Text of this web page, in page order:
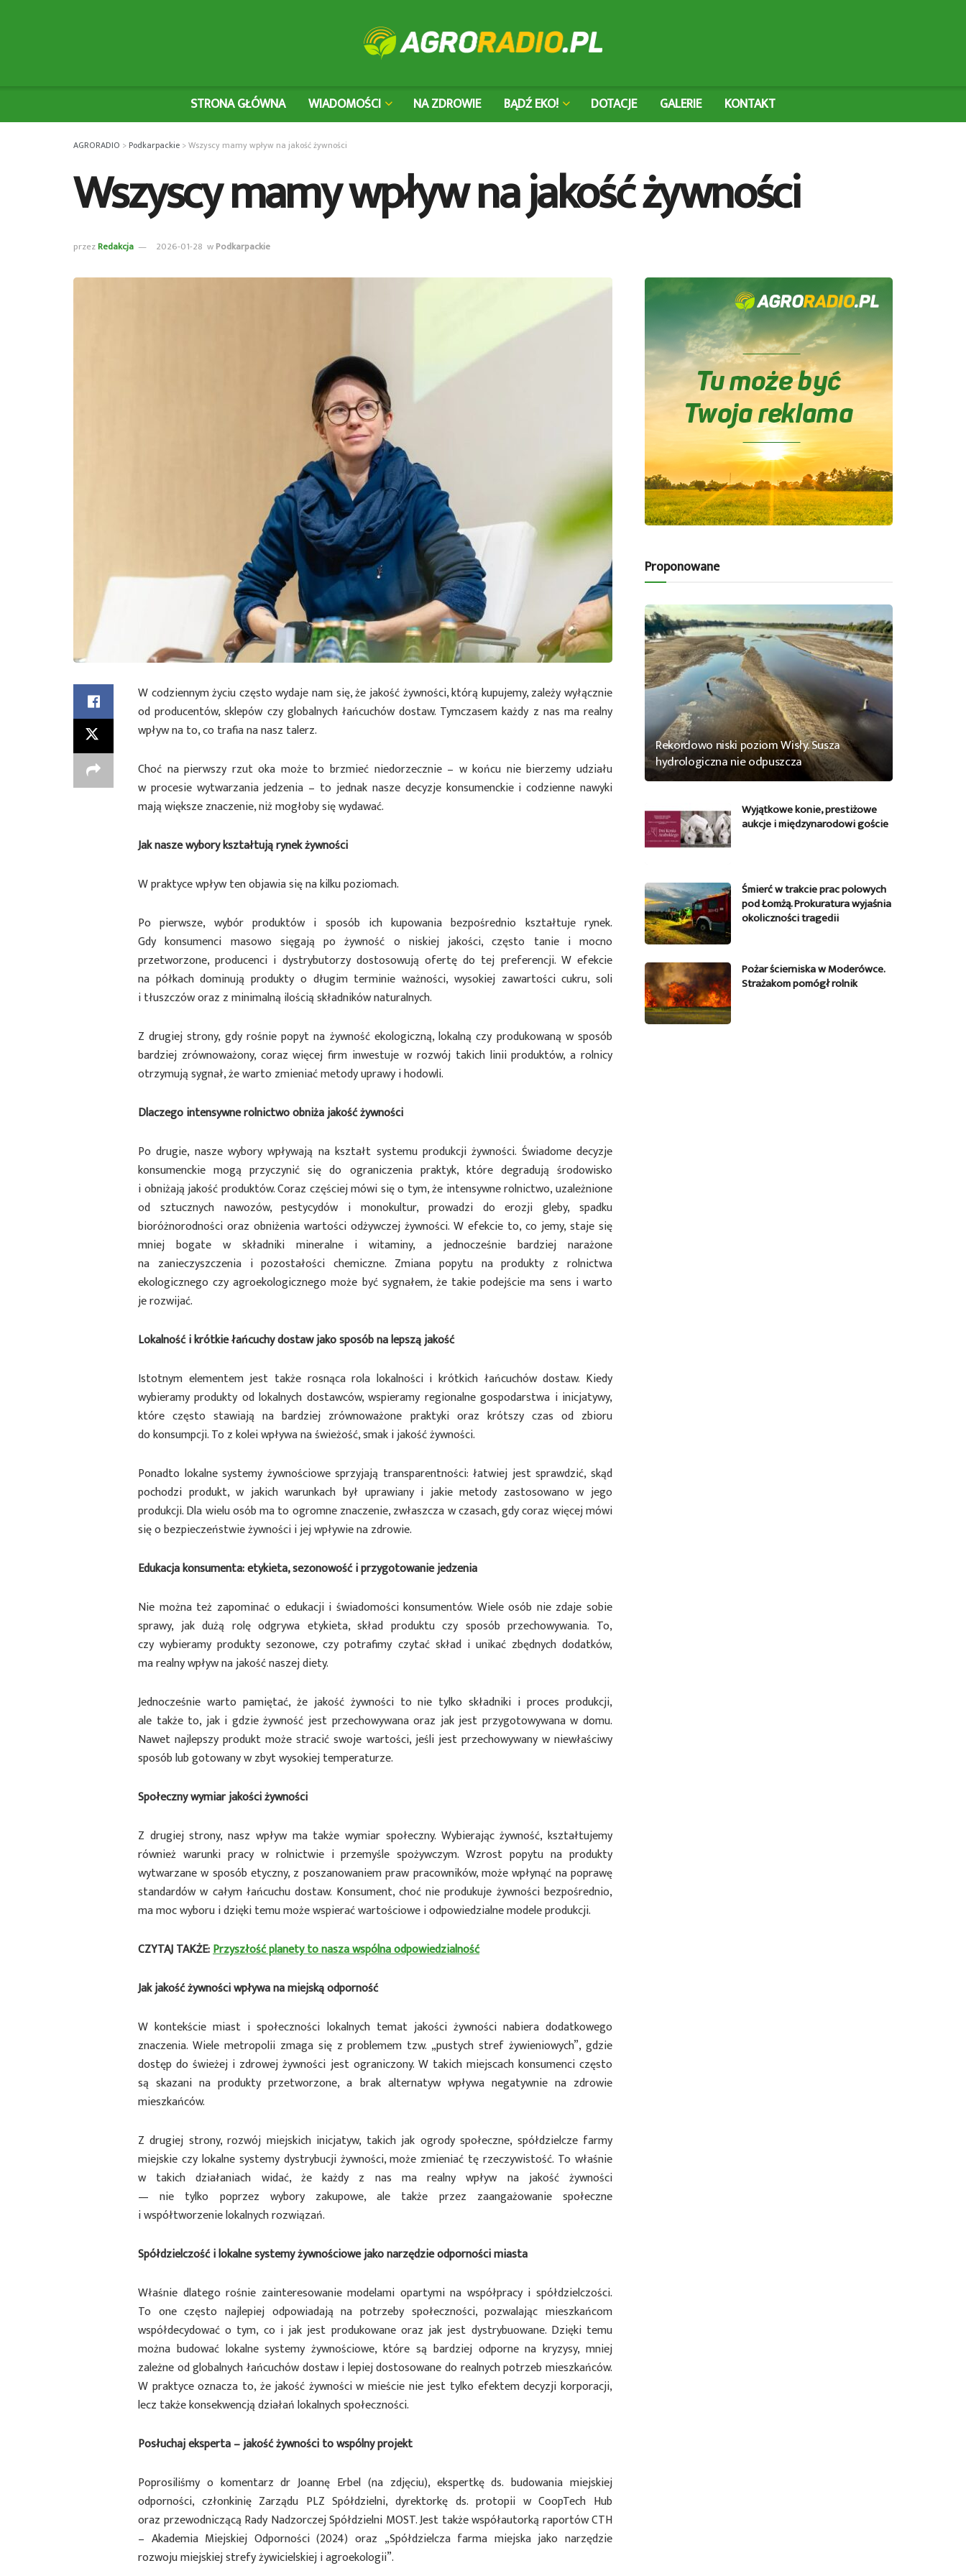
STRONA GŁÓWNA WIADOMOŚCI NA ZDROWIE BĄDŹ EKO! DOTACJE GALERIE KONTAKT
AGRORADIO >Podkarpackie >Wszyscy mamy wpływ na jakość żywności
Wszyscy mamy wpływ na jakość żywności
przezRedakcja 2026-01-28 wPodkarpackie
W codziennym życiu często wydaje nam się, że jakość żywności, którą kupujemy, zależy wyłącznie
od producentów, sklepów czy globalnych łańcuchów dostaw. Tymczasem każdy z nas ma realny
wpływ na to, co trafia na nasz talerz.
Choć na pierwszy rzut oka może to brzmieć niedorzecznie – w końcu nie bierzemy udziału
w procesie wytwarzania jedzenia – to jednak nasze decyzje konsumenckie i codzienne nawyki
mają większe znaczenie, niż mogłoby się wydawać.
Jak nasze wybory kształtują rynek żywności
W praktyce wpływ ten objawia się na kilku poziomach.
Po pierwsze, wybór produktów i sposób ich kupowania bezpośrednio kształtuje rynek.
Gdy konsumenci masowo sięgają po żywność o niskiej jakości, często tanie i mocno
przetworzone, producenci i dystrybutorzy dostosowują ofertę do tej preferencji. W efekcie
na półkach dominują produkty o długim terminie ważności, wysokiej zawartości cukru, soli
i tłuszczów oraz z minimalną ilością składników naturalnych.
Z drugiej strony, gdy rośnie popyt na żywność ekologiczną, lokalną czy produkowaną w sposób
bardziej zrównoważony, coraz więcej firm inwestuje w rozwój takich linii produktów, a rolnicy
otrzymują sygnał, że warto zmieniać metody uprawy i hodowli.
Dlaczego intensywne rolnictwo obniża jakość żywności
Po drugie, nasze wybory wpływają na kształt systemu produkcji żywności. Świadome decyzje
konsumenckie mogą przyczynić się do ograniczenia praktyk, które degradują środowisko
i obniżają jakość produktów. Coraz częściej mówi się o tym, że intensywne rolnictwo, uzależnione
od sztucznych nawozów, pestycydów i monokultur, prowadzi do erozji gleby, spadku
bioróżnorodności oraz obniżenia wartości odżywczej żywności. W efekcie to, co jemy, staje się
mniej bogate w składniki mineralne i witaminy, a jednocześnie bardziej narażone
na zanieczyszczenia i pozostałości chemiczne. Zmiana popytu na produkty z rolnictwa
ekologicznego czy agroekologicznego może być sygnałem, że takie podejście ma sens i warto
je rozwijać.
Lokalność i krótkie łańcuchy dostaw jako sposób na lepszą jakość
Istotnym elementem jest także rosnąca rola lokalności i krótkich łańcuchów dostaw. Kiedy
wybieramy produkty od lokalnych dostawców, wspieramy regionalne gospodarstwa i inicjatywy,
które często stawiają na bardziej zrównoważone praktyki oraz krótszy czas od zbioru
do konsumpcji. To z kolei wpływa na świeżość, smak i jakość żywności.
Ponadto lokalne systemy żywnościowe sprzyjają transparentności: łatwiej jest sprawdzić, skąd
pochodzi produkt, w jakich warunkach był uprawiany i jakie metody zastosowano w jego
produkcji. Dla wielu osób ma to ogromne znaczenie, zwłaszcza w czasach, gdy coraz więcej mówi
się o bezpieczeństwie żywności i jej wpływie na zdrowie.
Edukacja konsumenta: etykieta, sezonowość i przygotowanie jedzenia
Nie można też zapominać o edukacji i świadomości konsumentów. Wiele osób nie zdaje sobie
sprawy, jak dużą rolę odgrywa etykieta, skład produktu czy sposób przechowywania. To,
czy wybieramy produkty sezonowe, czy potrafimy czytać skład i unikać zbędnych dodatków,
ma realny wpływ na jakość naszej diety.
Jednocześnie warto pamiętać, że jakość żywności to nie tylko składniki i proces produkcji,
ale także to, jak i gdzie żywność jest przechowywana oraz jak jest przygotowywana w domu.
Nawet najlepszy produkt może stracić swoje wartości, jeśli jest przechowywany w niewłaściwy
sposób lub gotowany w zbyt wysokiej temperaturze.
Społeczny wymiar jakości żywności
Z drugiej strony, nasz wpływ ma także wymiar społeczny. Wybierając żywność, kształtujemy
również warunki pracy w rolnictwie i przemyśle spożywczym. Wzrost popytu na produkty
wytwarzane w sposób etyczny, z poszanowaniem praw pracowników, może wpłynąć na poprawę
standardów w całym łańcuchu dostaw. Konsument, choć nie produkuje żywności bezpośrednio,
ma moc wyboru i dzięki temu może wspierać wartościowe i odpowiedzialne modele produkcji.
CZYTAJ TAKŻE:Przyszłość planety to nasza wspólna odpowiedzialność
Jak jakość żywności wpływa na miejską odporność
W kontekście miast i społeczności lokalnych temat jakości żywności nabiera dodatkowego
znaczenia. Wiele metropolii zmaga się z problemem tzw. „pustych stref żywieniowych”, gdzie
dostęp do świeżej i zdrowej żywności jest ograniczony. W takich miejscach konsumenci często
są skazani na produkty przetworzone, a brak alternatyw wpływa negatywnie na zdrowie
mieszkańców.
Z drugiej strony, rozwój miejskich inicjatyw, takich jak ogrody społeczne, spółdzielcze farmy
miejskie czy lokalne systemy dystrybucji żywności, może zmieniać tę rzeczywistość. To właśnie
w takich działaniach widać, że każdy z nas ma realny wpływ na jakość żywności
— nie tylko poprzez wybory zakupowe, ale także przez zaangażowanie społeczne
i współtworzenie lokalnych rozwiązań.
Spółdzielczość i lokalne systemy żywnościowe jako narzędzie odporności miasta
Właśnie dlatego rośnie zainteresowanie modelami opartymi na współpracy i spółdzielczości.
To one często najlepiej odpowiadają na potrzeby społeczności, pozwalając mieszkańcom
współdecydować o tym, co i jak jest produkowane oraz jak jest dystrybuowane. Dzięki temu
można budować lokalne systemy żywnościowe, które są bardziej odporne na kryzysy, mniej
zależne od globalnych łańcuchów dostaw i lepiej dostosowane do realnych potrzeb mieszkańców.
W praktyce oznacza to, że jakość żywności w mieście nie jest tylko efektem decyzji korporacji,
lecz także konsekwencją działań lokalnych społeczności.
Posłuchaj eksperta – jakość żywności to wspólny projekt
Poprosiliśmy o komentarz dr Joannę Erbel (na zdjęciu), ekspertkę ds. budowania miejskiej
odporności, członkinię Zarządu PLZ Spółdzielni, dyrektorkę ds. protopii w CoopTech Hub
oraz przewodniczącą Rady Nadzorczej Spółdzielni MOST. Jest także współautorką raportów CTH
– Akademia Miejskiej Odporności (2024) oraz „Spółdzielcza farma miejska jako narzędzie
rozwoju miejskiej strefy żywicielskiej i agroekologii”.
Proponowane
Rekordowo niski poziom Wisły. Susza
hydrologiczna nie odpuszcza
Wyjątkowe konie, prestiżowe
aukcje i międzynarodowi goście
Śmierć w trakcie prac polowych
pod Łomżą. Prokuratura wyjaśnia
okoliczności tragedii
Pożar ścierniska w Moderówce.
Strażakom pomógł rolnik